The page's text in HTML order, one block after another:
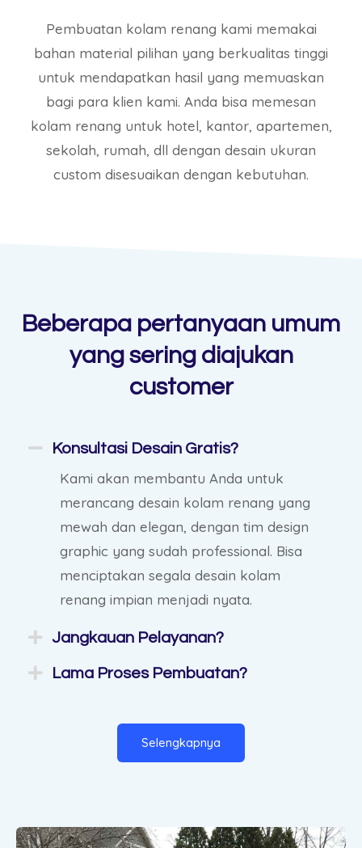
Pembuatan kolam renang kami memakai
bahan material pilihan yang berkualitas tinggi
untuk mendapatkan hasil yang memuaskan
bagi para klien kami. Anda bisa memesan
kolam renang untuk hotel, kantor, apartemen,
sekolah, rumah, dll dengan desain ukuran
custom disesuaikan dengan kebutuhan.
Beberapa pertanyaan umum
yang sering diajukan
customer
Konsultasi Desain Gratis?
Kami akan membantu Anda untuk
merancang desain kolam renang yang
mewah dan elegan, dengan tim design
graphic yang sudah professional. Bisa
menciptakan segala desain kolam
renang impian menjadi nyata.
Jangkauan Pelayanan?
Lama Proses Pembuatan?
Selengkapnya